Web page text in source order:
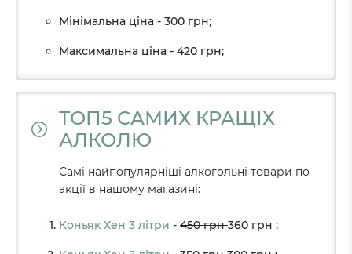
Мінімальна ціна - 300 грн;
Максимальна ціна - 420 грн;
ТОП5 САМИХ КРАЩІХ
АЛКОЛЮ
Самі найпопулярніші алкогольні товари по
акції в нашому магазині:
Коньяк Хен 3 літри - 450грн360 грн ;